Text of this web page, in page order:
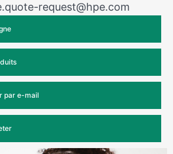
request@hpe.com
par e-mail